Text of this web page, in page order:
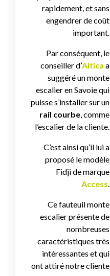
rapidement, et sans
engendrer de coût
important.
Par conséquent, le
conseiller d’Altica a
suggéré un monte
escalier en Savoie qui
puisse s’installer sur un
rail courbe , comme
l’escalier de la cliente.
C’est ainsi qu’il lui a
proposé le modèle
Fidji de marque
Access
Ce fauteuil monte
escalier présente de
nombreuses
caractéristiques très
intéressantes et qui
ont attiré notre cliente